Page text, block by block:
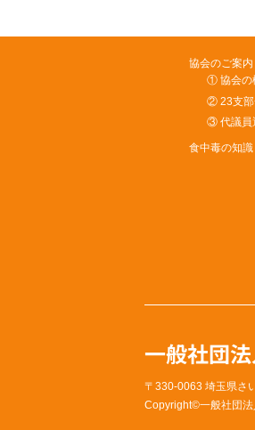
協会のご案内
① 協会の
② 23支部
③ 代議員
食中毒の知
一般社団
〒330-0063 埼玉県さ
Copyright©一般社団